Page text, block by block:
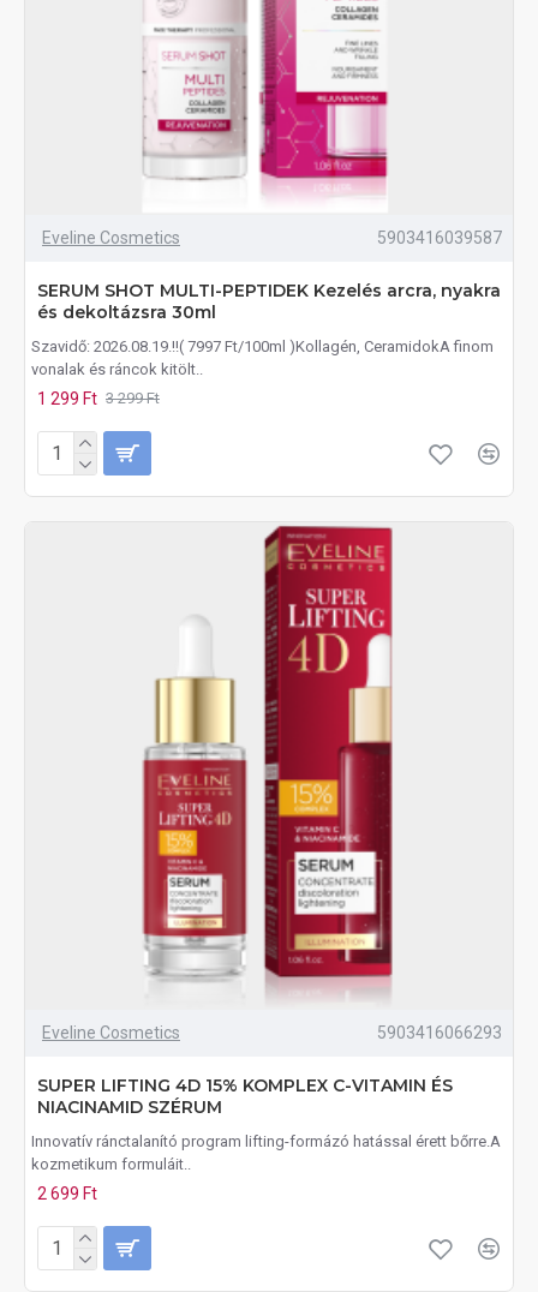
Eveline Cosmetics 5903416039587
SERUM SHOT MULTI-PEPTIDEK Kezelés arcra, nyakra
és dekoltázsra 30ml
Szavidő: 2026.08.19.!!( 7997 Ft/100ml )Kollagén, CeramidokA finom
vonalak és ráncok kitölt..
1 299 Ft 3 299 Ft
Eveline Cosmetics 5903416066293
SUPER LIFTING 4D 15% KOMPLEX C-VITAMIN ÉS
NIACINAMID SZÉRUM
Innovatív ránctalanító program lifting-formázó hatással érett bőrre.A
kozmetikum formuláit..
2 699 Ft